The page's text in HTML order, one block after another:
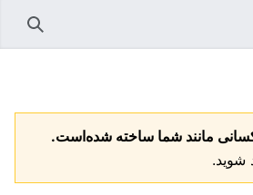
جستجو
مانند شما ساخته شده‌است.
شوید.